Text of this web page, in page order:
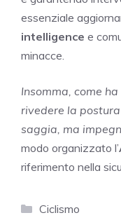
essenziale
intelligence e
minacce.
Insomma, come
rivedere la
saggia, ma
modo organizzato l’
riferimento nella
Categorie
Ciclismo